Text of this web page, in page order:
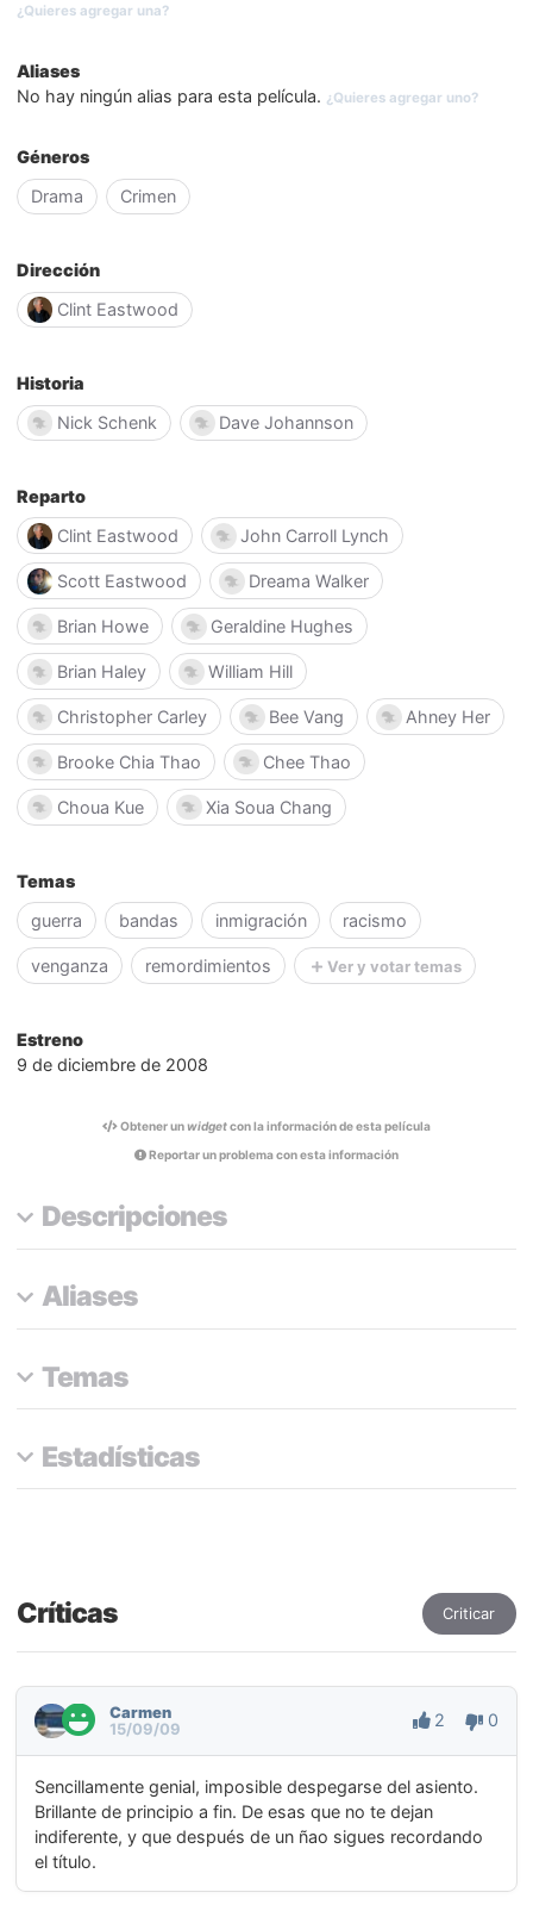
¿Quieres agregar una?
Aliases
No hay ningún alias para esta película. ¿Quieres agregar uno?
Géneros
Drama
Crimen
Dirección
Clint Eastwood
Historia
Nick Schenk
Dave Johannson
Reparto
Clint Eastwood
John Carroll Lynch
Scott Eastwood Dreama Walker
Brian Howe Geraldine Hughes
Brian Haley William Hill
Christopher Carley Bee Vang Ahney Her
Brooke Chia Thao Chee Thao
Choua Kue Xia Soua Chang
Temas
guerra
bandas inmigración racismo
venganza remordimientos Ver y votar temas
Estreno
9 de diciembre de 2008
Obtener unwidgetcon la información de esta película
Reportar un problema con esta información
Descripciones
Aliases
Temas
Estadísticas
Críticas Criticar
Carmen
15/09/09
2 0
Sencillamente genial, imposible despegarse del asiento.
Brillante de principio a fin. De esas que no te dejan
indiferente, y que después de un ñao sigues recordando
el título.